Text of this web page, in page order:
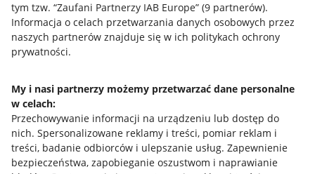
tym tzw. “Zaufani Partnerzy IAB Europe” (9 partnerów).
Informacja o celach przetwarzania danych osobowych przez
naszych partnerów znajduje się w ich politykach ochrony
prywatności.
My i nasi partnerzy możemy przetwarzać dane personalne
w celach:
Przechowywanie informacji na urządzeniu lub dostęp do
nich. Spersonalizowane reklamy i treści, pomiar reklam i
treści, badanie odbiorców i ulepszanie usług. Zapewnienie
bezpieczeństwa, zapobieganie oszustwom i naprawianie
Przydatne informacje
Jak to działa
Allegro Gadane dla sprzedających
Allegro Gadane dla kupujących
Mapa miejscowości